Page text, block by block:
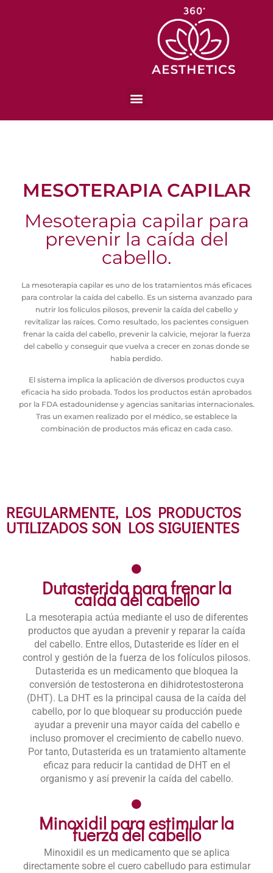
MESOTERAPIA CAPILAR
Mesoterapia capilar para
prevenir la caída del
cabello.
La mesoterapia capilar es uno de los tratamientos más eficaces
para controlar la caída del cabello. Es un sistema avanzado para
nutrir los folículos pilosos, prevenir la caída del cabello y
revitalizar las raíces. Como resultado, los pacientes consiguen
frenar la caída del cabello, prevenir la calvicie, mejorar la fuerza
del cabello y conseguir que vuelva a crecer en zonas donde se
había perdido.
El sistema implica la aplicación de diversos productos cuya
eficacia ha sido probada. Todos los productos están aprobados
por la FDA estadounidense y agencias sanitarias internacionales.
Tras un examen realizado por el médico, se establece la
combinación de productos más eficaz en cada caso.
REGULARMENTE, LOS PRODUCTOS
UTILIZADOS SON LOS SIGUIENTES
Dutasterida para frenar la
caída del cabello
La mesoterapia actúa mediante el uso de diferentes
productos que ayudan a prevenir y reparar la caída
del cabello. Entre ellos, Dutasteride es líder en el
control y gestión de la fuerza de los folículos pilosos.
Dutasterida es un medicamento que bloquea la
conversión de testosterona en dihidrotestosterona
(DHT). La DHT es la principal causa de la caída del
cabello, por lo que bloquear su producción puede
ayudar a prevenir una mayor caída del cabello e
incluso promover el crecimiento de cabello nuevo.
Por tanto, Dutasterida es un tratamiento altamente
eficaz para reducir la cantidad de DHT en el
organismo y así prevenir la caída del cabello.
Minoxidil para estimular la
fuerza del cabello
Minoxidil es un medicamento que se aplica
directamente sobre el cuero cabelludo para estimular